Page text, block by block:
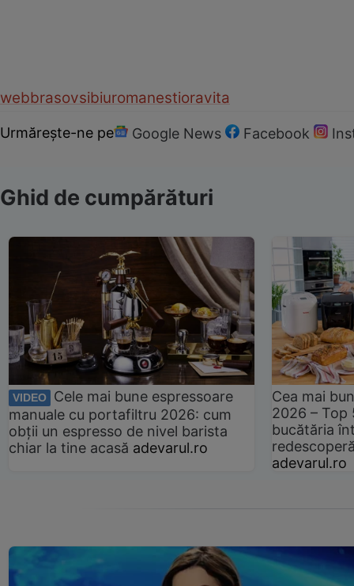
webbrasovsibiuromanestioravita
Urmărește-ne pe Google News Facebook
Ghid de cumpărături
VIDEO
Cele mai bune espressoare
manuale cu portafiltru 2026: cum
obții un espresso de nivel barista
chiar la tine acasă adevarul.ro
Cea mai
2026 –
bucătăria
adevarul.ro